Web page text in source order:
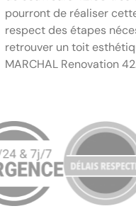
pourront de réaliser
respect des étapes
retrouver un toit
MARCHAL Renovation